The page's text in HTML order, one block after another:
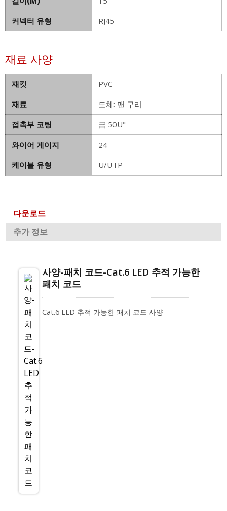
커넥터 유형
RJ45
재료 사양
재킷
PVC
재료
도체: 맨 구리
접촉부 코팅
금 50U"
와이어 게이지
24
케이블 유형
U/UTP
다운로드
추가 정보
사양-패치 코드-Cat.6 LED 추적 가능한
패치 코드
Cat.6 LED 추적 가능한 패치 코드 사양